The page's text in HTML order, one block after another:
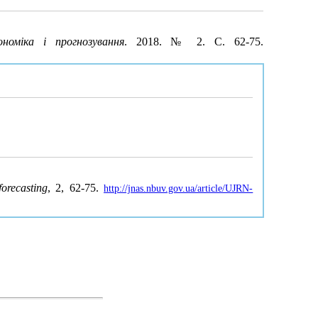
і прогнозування. 2018. № 2. С. 62-75.
, 2, 62-75.http://jnas.nbuv.gov.ua/article/UJRN-